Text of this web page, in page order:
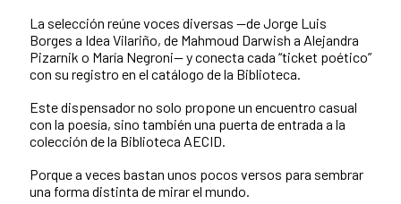
La selección reúne voces diversas —de Jorge Luis
Borges a Idea Vilariño, de Mahmoud Darwish a Alejandra
Pizarnik o María Negroni— y conecta cada “ticket poético”
con su registro en el catálogo de la Biblioteca.
Este dispensador no solo propone un encuentro casual
con la poesía, sino también una puerta de entrada a la
colección de la Biblioteca AECID.
Porque a veces bastan unos pocos versos para sembrar
una forma distinta de mirar el mundo.